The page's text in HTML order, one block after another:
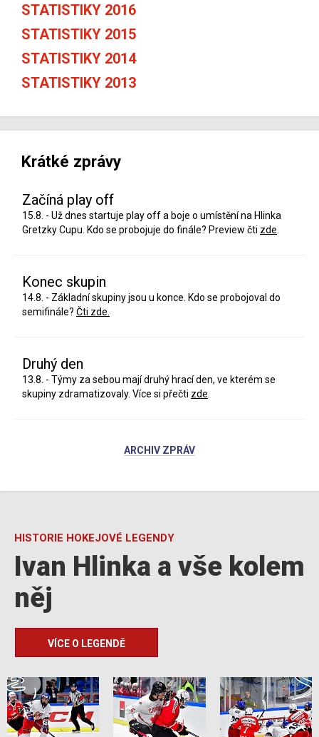
STATISTIKY 2016
STATISTIKY 2015
STATISTIKY 2014
STATISTIKY 2013
Krátké zprávy
Začíná play off
15.8. - Už dnes startuje play off a boje o umístění na Hlinka
Gretzky Cupu. Kdo se probojuje do finále? Preview čti zde
Konec skupin
14.8. - Základní skupiny jsou u konce. Kdo se probojoval do
semifinále? Čti zde.
Druhý den
13.8. - Týmy za sebou mají druhý hrací den, ve kterém se
skupiny zdramatizovaly. Více si přečti zde
ARCHIV ZPRÁV
HISTORIE HOKEJOVÉ LEGENDY
Ivan Hlinka a vše kolem
něj
VÍCE O LEGENDĚ